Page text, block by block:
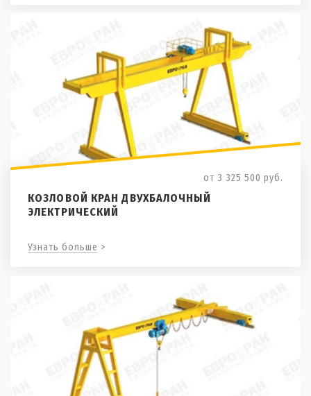
от 3 325 500 руб.
КОЗЛОВОЙ КРАН ДВУХБАЛОЧНЫЙ
ЭЛЕКТРИЧЕСКИЙ
Узнать больше >